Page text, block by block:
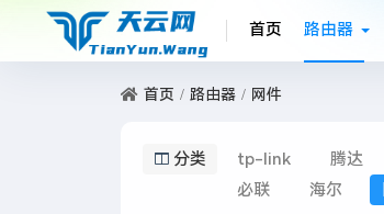
首页 路由器
首页 路由器 网件
分类 tp-link 腾达
必联
海尔